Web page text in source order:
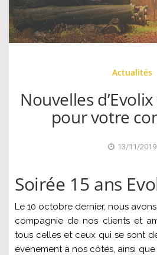
Actualités
Nouvelles
pour votre
13/11/2019
Soirée 15 ans
Le 10 octobre dernier, nous
compagnie de nos clients et
tous celles et ceux qui se sont
événement à nos côtés, ainsi